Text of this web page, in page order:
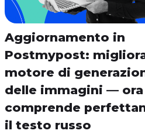
Aggiornamento in
Postmypost:
motore di
delle immagini — ora
comprende
il testo russo